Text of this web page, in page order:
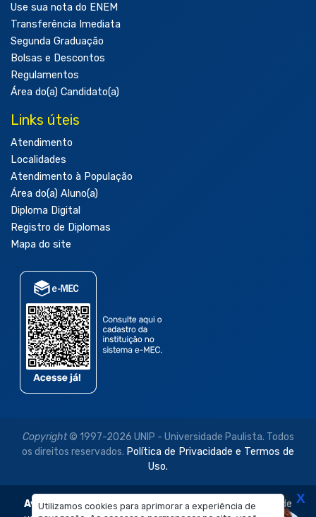
Utilizamos cookies para aprimorar a experiência de
Use sua nota do ENEM
Transferência Imediata
Segunda Graduação
Bolsas e Descontos
Regulamentos
Área do(a) Candidato(a)
Links úteis
Atendimento
Localidades
Atendimento à População
Área do(a) Aluno(a)
Diploma Digital
Registro de Diplomas
Mapa do site
Copyright© 1997-2026 UNIP - Universidade Paulista. Todos
os direitos reservados. Política de Privacidade e Termos de
Uso.
Aviso Legal: As imagens disponibilizadas neste site são de X